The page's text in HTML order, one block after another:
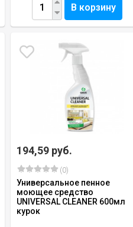
В корзину
194,59 руб.
(0)
Универсальное пенное
моющее средство
UNIVERSAL CLEANER 600мл
курок